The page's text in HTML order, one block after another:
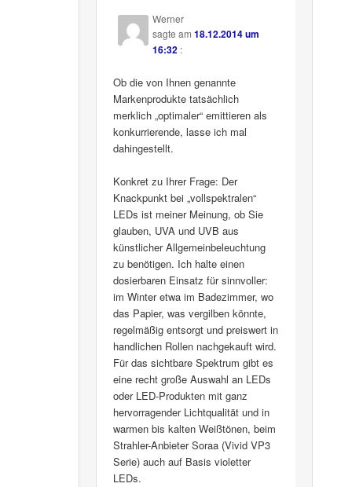
Werner
sagte am18.12.2014 um
16:32 :
Ob die von Ihnen genannte
Markenprodukte tatsächlich
merklich „optimaler“ emittieren als
konkurrierende, lasse ich mal
dahingestellt.
Konkret zu Ihrer Frage: Der
Knackpunkt bei „vollspektralen“
LEDs ist meiner Meinung, ob Sie
glauben, UVA und UVB aus
künstlicher Allgemeinbeleuchtung
zu benötigen. Ich halte einen
dosierbaren Einsatz für sinnvoller:
im Winter etwa im Badezimmer, wo
das Papier, was vergilben könnte,
regelmäßig entsorgt und preiswert in
handlichen Rollen nachgekauft wird.
Für das sichtbare Spektrum gibt es
eine recht große Auswahl an LEDs
oder LED-Produkten mit ganz
hervorragender Lichtqualität und in
warmen bis kalten Weißtönen, beim
Strahler-Anbieter Soraa (Vivid VP3
Serie) auch auf Basis violetter
LEDs.